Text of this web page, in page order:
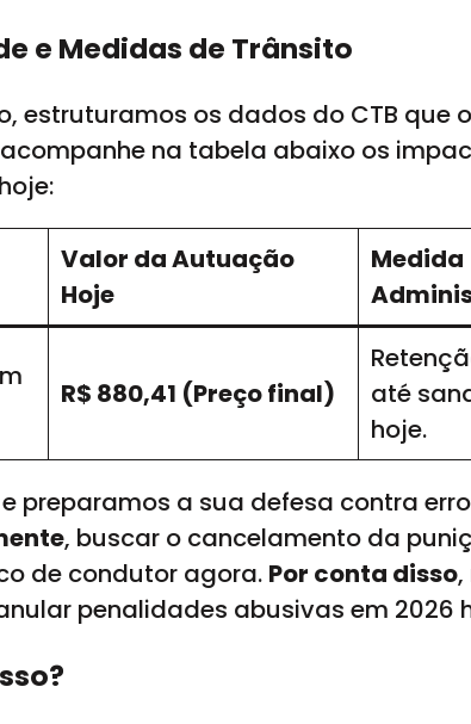
e Medidas de Trânsito
estruturamos os dados do CTB que
na tabela abaixo os
Valor da Autuação
Hoje
Medida
R$ 880,41 (Preço final)
até
hoje.
preparamos a sua defesa contra
, buscar o cancelamento da
de condutor agora. Por conta disso,
penalidades abusivas em 2026